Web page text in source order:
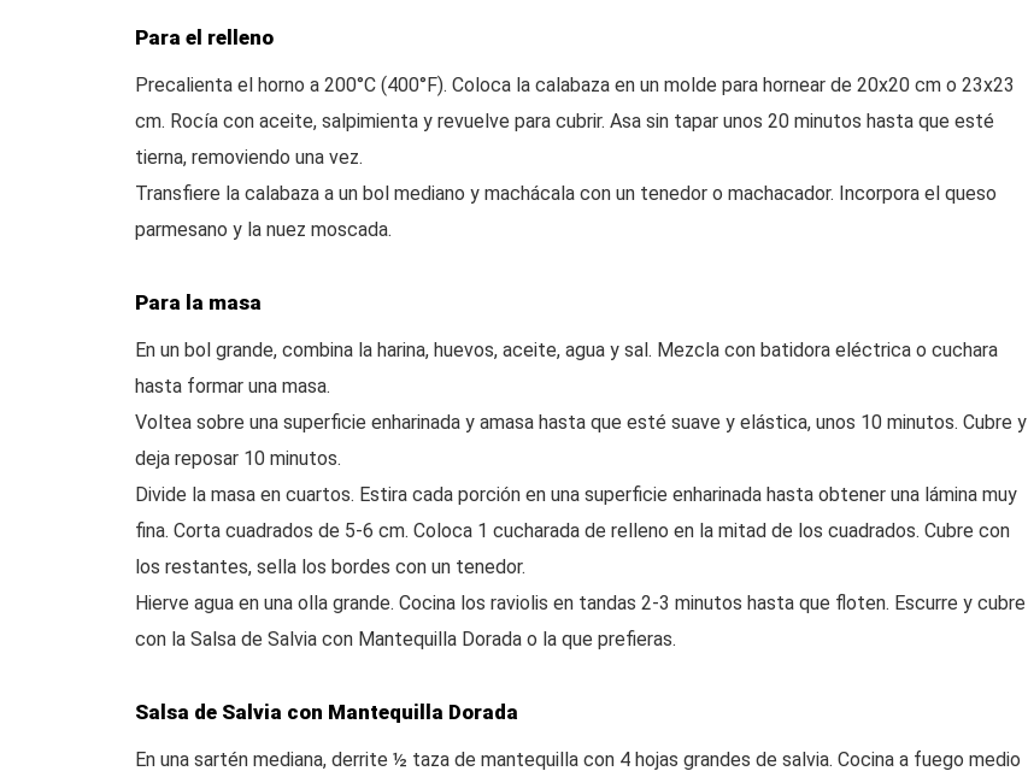
Para el relleno
Precalienta el horno a 200°C (400°F). Coloca la calabaza en un molde para hornear de 20x20 cm o 23x23
cm. Rocía con aceite, salpimienta y revuelve para cubrir. Asa sin tapar unos 20 minutos hasta que esté
tierna, removiendo una vez.
Transfiere la calabaza a un bol mediano y machácala con un tenedor o machacador. Incorpora el queso
parmesano y la nuez moscada.
Para la masa
En un bol grande, combina la harina, huevos, aceite, agua y sal. Mezcla con batidora eléctrica o cuchara
hasta formar una masa.
Voltea sobre una superficie enharinada y amasa hasta que esté suave y elástica, unos 10 minutos. Cubre y
deja reposar 10 minutos.
Divide la masa en cuartos. Estira cada porción en una superficie enharinada hasta obtener una lámina muy
fina. Corta cuadrados de 5-6 cm. Coloca 1 cucharada de relleno en la mitad de los cuadrados. Cubre con
los restantes, sella los bordes con un tenedor.
Hierve agua en una olla grande. Cocina los raviolis en tandas 2-3 minutos hasta que floten. Escurre y cubre
con la Salsa de Salvia con Mantequilla Dorada o la que prefieras.
Salsa de Salvia con Mantequilla Dorada
En una sartén mediana, derrite ½ taza de mantequilla con 4 hojas grandes de salvia. Cocina a fuego medio